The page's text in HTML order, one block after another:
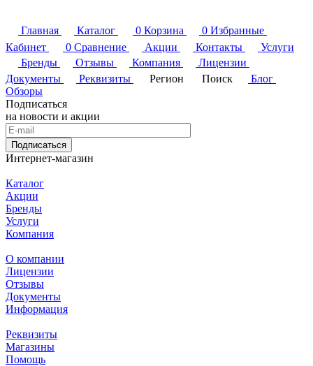
Главная Каталог 0 Корзина 0 Избранные
Кабинет
0 Сравнение Акции Контакты
Услуги
Бренды
Отзывы Компания
Лицензии
Документы
Реквизиты Регион Поиск
Блог
Обзоры
Подписаться
на новости и акции
Подписаться
Интернет-магазин
Каталог
Акции
Бренды
Услуги
Компания
О компании
Лицензии
Отзывы
Документы
Информация
Реквизиты
Магазины
Помощь